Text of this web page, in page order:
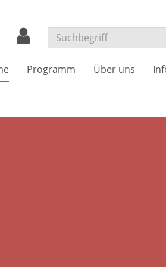
Programm Über uns